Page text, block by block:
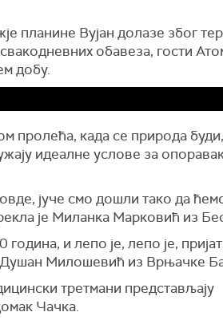
планине Вујан долазе због
обавеза, гости
добу.
пролећа, када се природа
идеалне услове за
јуче смо дошли тако да
је Миланка Марковић из
и лепо је, лепо је,
Душан Милошевић из Врњачке
третмани представљају
Чачка.